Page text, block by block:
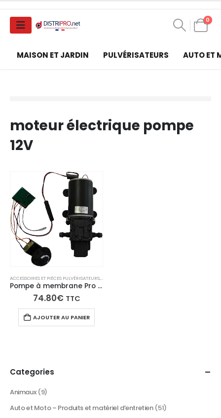
0
MAISON ET JARDIN PULVÉRISATEURS AUTO ET
moteur électrique pompe
12V
ACCESSOIRES ET PIÈCES PULVÉRISATEURS,PIÈCES DÉTACHÉES PRO SPRAYER
Pompe à membrane Pro Sprayer 3/4 Prowax30 avec pressostat – Électrique
74.80€ TTC
AJOUTER AU PANIER
Categories
Animaux (9)
Auto et Moto – Produits et matériel d’entretien (51)